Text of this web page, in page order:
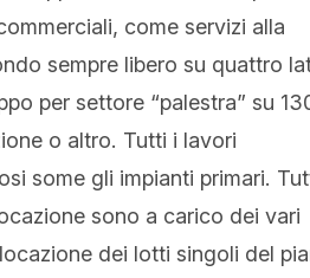
come servizi alla
sempre libero su quattro
per settore “palestra” su
o altro. Tutti i lavori
some gli impianti primari.
sono a carico dei vari
dei lotti singoli del